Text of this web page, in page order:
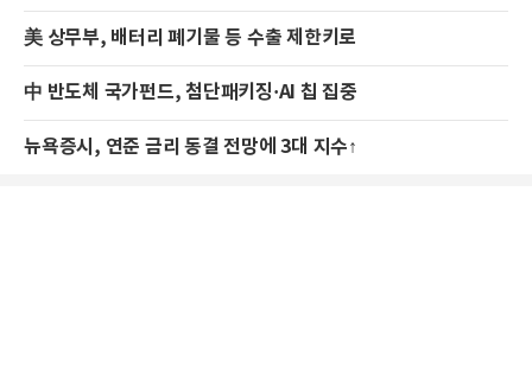
美 상무부, 배터리 폐기물 등 수출 제한키로
中 반도체 국가펀드, 첨단패키징·AI 칩 집중
뉴욕증시, 연준 금리 동결 전망에 3대 지수↑